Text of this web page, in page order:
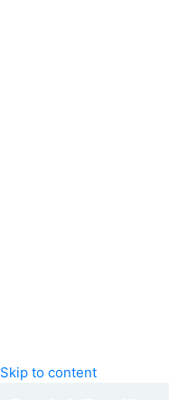
Skip to content